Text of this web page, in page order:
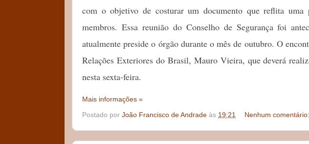
com o objetivo de costurar um documento que reflita uma
membros. Essa reunião do Conselho de Segurança foi
atualmente preside o órgão durante o mês de outubro. O
Relações Exteriores do Brasil, Mauro Vieira, que deverá
nesta sexta-feira.
Mais informações »
Postado por João Francisco de Andrade às 19:21 Nenhum comentário: